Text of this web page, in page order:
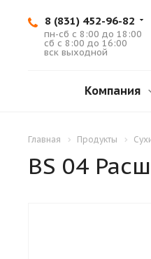
8 (831) 452-96-82
пн-сб с 8:00 до 18:00
сб с 8:00 до 16:00
вск выходной
Компания
Главная Продукты
BS 04